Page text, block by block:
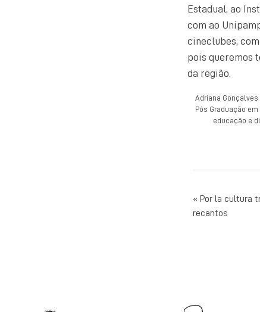
Estadual, ao
com ao
cineclubes,
pois queremos
da região.
Adriana
Pós Graduação
educação e
Por la cultura
recantos